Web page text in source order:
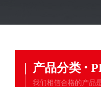
产品分类 ·
我们相信合格的产品